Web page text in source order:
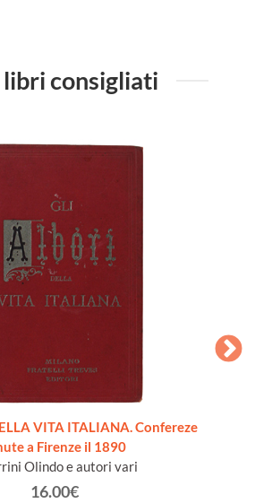
consigliati
VITA ITALIANA. Confereze
a Firenze il 1890
Olindo e autori vari
16.00€